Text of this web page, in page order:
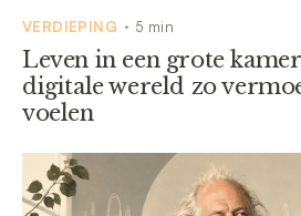
VERDIEPING • 5 min
Leven in een grote
digitale wereld zo
voelen